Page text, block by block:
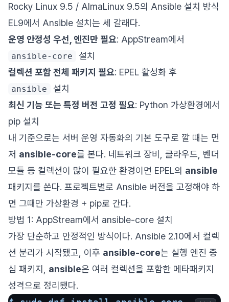
Rocky Linux 9.5 / AlmaLinux 9.5의 Ansible 설치 방식
EL9에서 Ansible 설치는 세 갈래다.
운영 안정성 우선, 엔진만 필요: AppStream에서
ansible-core
설치
컬렉션 포함 전체 패키지 필요: EPEL 활성화 후
ansible
설치
최신 기능 또는 특정 버전 고정 필요: Python 가상환경에서
pip 설치
내 기준으로는 서버 운영 자동화의 기본 도구로 깔 때는 먼
저 ansible-core를 본다. 네트워크 장비, 클라우드, 벤더
모듈 등 컬렉션이 많이 필요한 환경이면 EPEL의 ansible
패키지를 쓴다. 프로젝트별로 Ansible 버전을 고정해야 하
면 그때만 가상환경 + pip로 간다.
방법 1: AppStream에서 ansible-core 설치
가장 단순하고 안정적인 방식이다. Ansible 2.10에서 컬렉
션 분리가 시작됐고, 이후 ansible-core는 실행 엔진 중
심 패키지, ansible은 여러 컬렉션을 포함한 메타패키지
성격으로 정리됐다.